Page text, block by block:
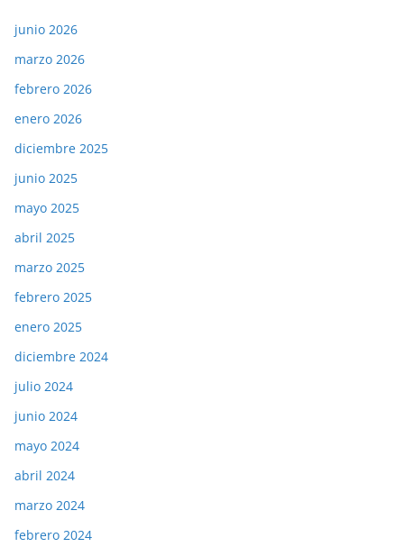
junio 2026
marzo 2026
febrero 2026
enero 2026
diciembre 2025
junio 2025
mayo 2025
abril 2025
marzo 2025
febrero 2025
enero 2025
diciembre 2024
julio 2024
junio 2024
mayo 2024
abril 2024
marzo 2024
febrero 2024